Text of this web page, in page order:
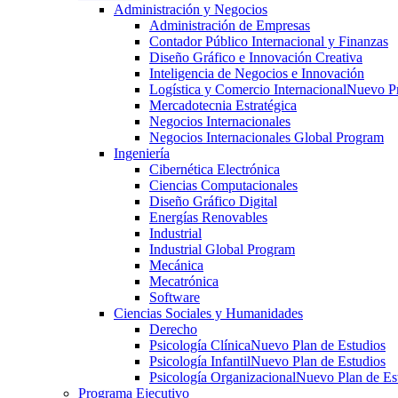
Administración y Negocios
Administración de Empresas
Contador Público Internacional y Finanzas
Diseño Gráfico e Innovación Creativa
Inteligencia de Negocios e Innovación
Logística y Comercio InternacionalNuevo
Mercadotecnia Estratégica
Negocios Internacionales
Negocios Internacionales Global Program
Ingeniería
Cibernética Electrónica
Ciencias Computacionales
Diseño Gráfico Digital
Energías Renovables
Industrial
Industrial Global Program
Mecánica
Mecatrónica
Software
Ciencias Sociales y Humanidades
Derecho
Psicología ClínicaNuevo Plan de Estudios
Psicología InfantilNuevo Plan de Estudios
Psicología OrganizacionalNuevo Plan de
Programa Ejecutivo